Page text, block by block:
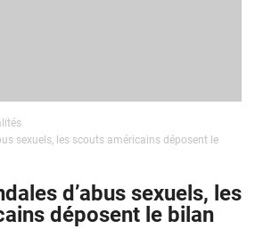
sexuels, les scouts américains déposent le
d’abus sexuels, les
déposent le bilan